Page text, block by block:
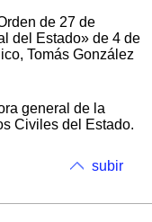
de 27 de
del Estado» de 4 de
Tomás González
general de la
Civiles del Estado.
subir